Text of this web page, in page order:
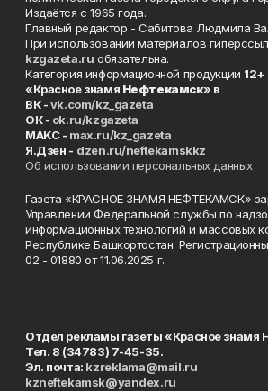
Издаётся с 1965 года.
Главный редактор - Сабитова Людмила
При использовании материалов
kzgazeta.ru обязательна.
Категория информационной продукции 12+
«Красное знамя Нефтекамск» в
ВК -vk.com/kz_gazeta
ОК - ok.ru/kzgazeta
MAKC - max.ru/kz_gazeta
Я.Дзен - dzen.ru/neftekamskkz
Об использовании персональных данных
Газета «КРАСНОЕ ЗНАМЯ НЕФТЕКАМСК»
Управлении Федеральной службы по
информационных технологий и массовых
Республике Башкортостан.
02 - 01880 от 11.06.2025 г.
Отдел рекламы газеты «Красное знамя
Тел. 8 (34783) 7-45-35.
Эл. почта: kzreklama@mail.ru
kzneftekamsk@yandex.ru